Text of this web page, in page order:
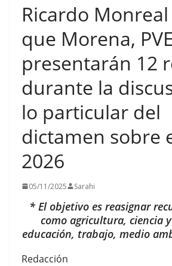
Ricardo
que Morena,
presentarán 12
durante la
lo particular del
dictamen sobre
2026
05/11/2025 Sarahi
* El objetivo es reasignar
como agricultura, ciencia
educación, trabajo, medio
Redacción